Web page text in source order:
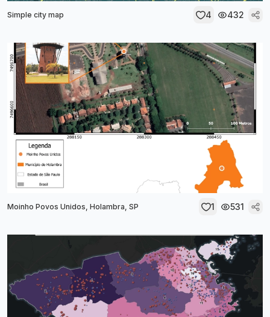
Simple city map 4 432
Moinho Povos Unidos, Holambra, SP 1 531